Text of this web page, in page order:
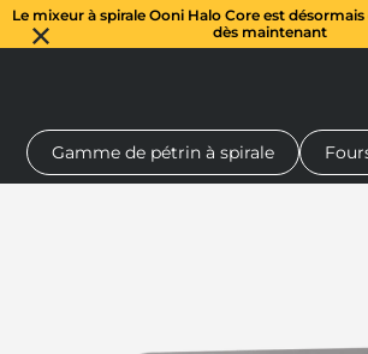
Le mixeur à spirale Ooni Halo Core est
dès maintenant
à pizza au feu de bois Pétrin à pâte
Gamme de pétrin à spirale